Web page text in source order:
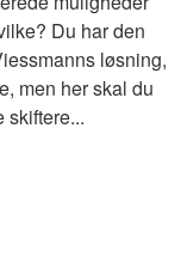
Du har den
løsning,
men her skal du
skiftere...